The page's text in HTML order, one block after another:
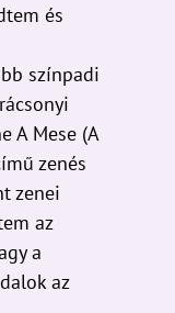
és
színpadi
A Mese (A
zenés
zenei
az
a
az